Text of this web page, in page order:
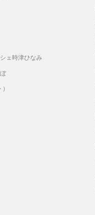
ェ時津ひなみ